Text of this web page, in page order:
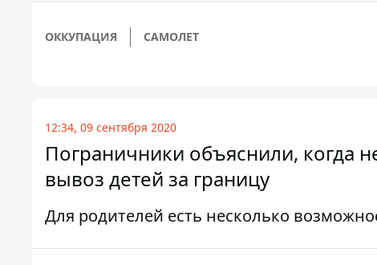
ОККУПАЦИЯ САМОЛЕТ
12:34, 09 сентября 2020
Пограничники объяснили, когда
вывоз детей за границу
Для родителей есть несколько